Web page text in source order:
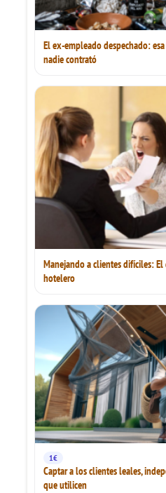
El ex-empleado despechado:
nadie contrató
Manejando a clientes difíciles:
hotelero
1€
Captar a los clientes leales,
que utilicen